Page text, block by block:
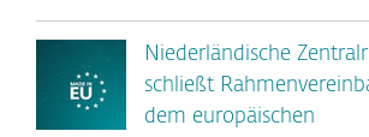
Niederländische
schließt
dem europäischen